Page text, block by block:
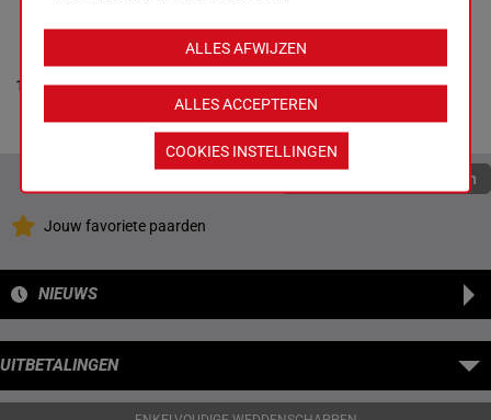
11
Keenan D.-T
9p 4p
M/6 9p 4p 5
Quoteringen verversen
Jouw favoriete paarden
NIEUWS
UITBETALINGEN
ALLES ACCEPTEREN
ALLES AFWIJZEN
COOKIES INSTELLINGEN